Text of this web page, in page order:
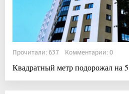
Прочитали: 637 Комментарии: 0
Квадратный метр подорожал на